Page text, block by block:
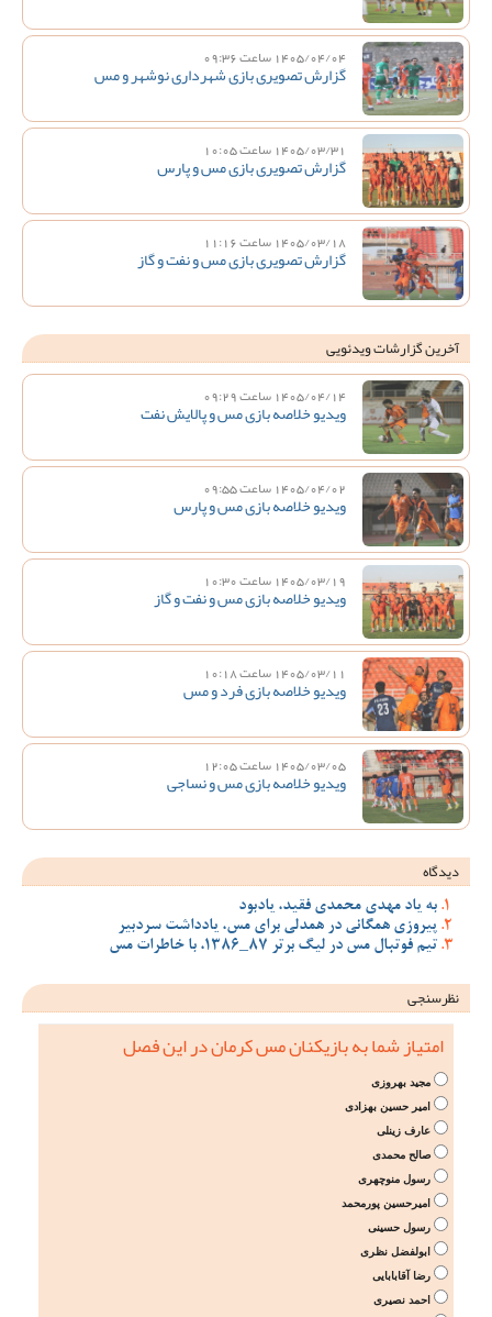
1405/04/04 ساعت 09:36
گزارش تصویری بازی شهرداری نوشهر و مس
1405/03/31 ساعت 10:05
گزارش تصویری بازی مس و پارس
1405/03/18 ساعت 11:16
گزارش تصویری بازی مس و نفت و گاز
آخرین گزارشات ویدئویی
1405/04/14 ساعت 09:29
ویدیو خلاصه بازی مس و پالایش نفت
1405/04/02 ساعت 09:55
ویدیو خلاصه بازی مس و پارس
1405/03/19 ساعت 10:30
ویدیو خلاصه بازی مس و نفت و گاز
1405/03/11 ساعت 10:18
ویدیو خلاصه بازی فرد و مس
1405/03/05 ساعت 12:05
ویدیو خلاصه بازی مس و نساجی
دیدگاه
به یاد مهدی محمدی فقید، یادبود
پیروزی همگانی در همدلی برای مس، یادداشت سردبیر
تیم فوتبال مس در لیگ برتر 87_1386، با خاطرات مس
نظرسنجی
امتیاز شما به بازیکنان مس کرمان در این فصل
مجید بهروزی
امیر حسین بهزادی
عارف زینلی
صالح محمدی
رسول منوچهری
امیرحسین پورمحمد
رسول حسینی
ابولفضل نظری
رضا آقابابایی
احمد نصیری